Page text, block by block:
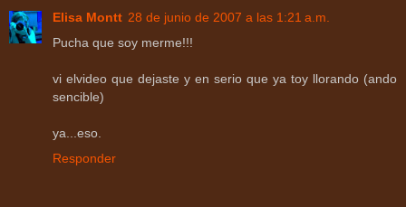
Elisa Montt 28 de junio de 2007 a las 1:21 a.m.
Pucha que soy merme!!!
vi elvideo que dejaste y en serio que ya toy llorando (ando
sencible)
ya...eso.
Responder